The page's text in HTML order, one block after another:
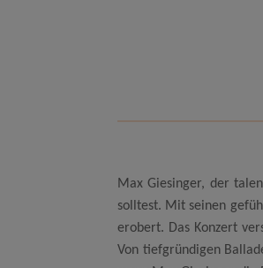
Max Giesinger, der
solltest. Mit seinen
erobert. Das Konzert
Von tiefgründigen